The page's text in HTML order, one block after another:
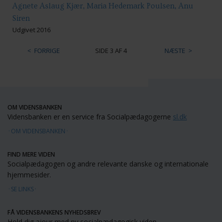
Agnete Aslaug Kjær, Maria Hedemark Poulsen, Anu
Siren
Udgivet 2016
FORRIGE SIDE 3 AF 4 NÆSTE
OM VIDENSBANKEN
Vidensbanken er en service fra Socialpædagogerne sl.dk
OM VIDENSBANKEN
FIND MERE VIDEN
Socialpædagogen og andre relevante danske og internationale
hjemmesider.
SE LINKS
FÅ VIDENSBANKENS NYHEDSBREV